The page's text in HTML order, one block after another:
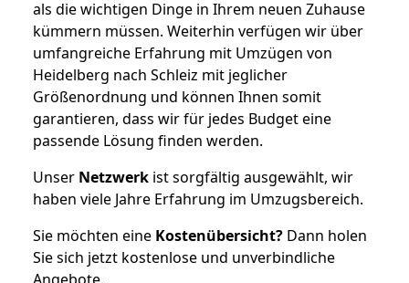
als die wichtigen Dinge in Ihrem neuen Zuhause
kümmern müssen. Weiterhin verfügen wir über
umfangreiche Erfahrung mit Umzügen von
Heidelberg nach Schleiz mit jeglicher
Größenordnung und können Ihnen somit
garantieren, dass wir für jedes Budget eine
passende Lösung finden werden.
Unser Netzwerk ist sorgfältig ausgewählt, wir
haben viele Jahre Erfahrung im Umzugsbereich.
Sie möchten eine Kostenübersicht? Dann holen
Sie sich jetzt kostenlose und unverbindliche